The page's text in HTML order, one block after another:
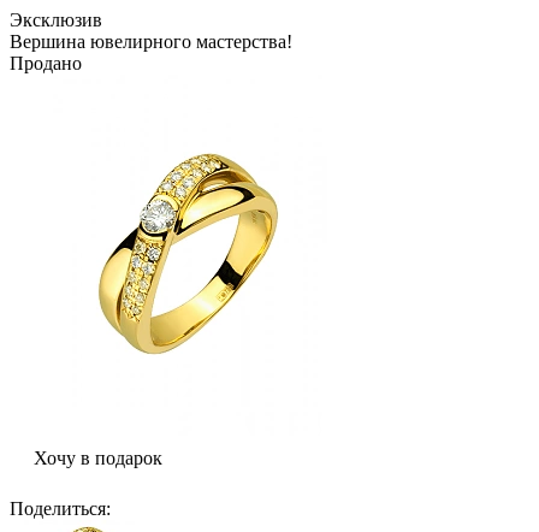
Эксклюзив
Вершина ювелирного мастерства!
Продано
Хочу в подарок
Поделиться: